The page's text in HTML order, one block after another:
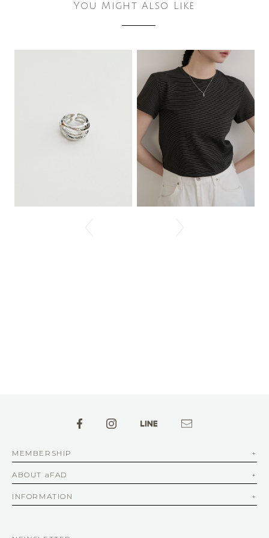
You Might Also Like
MEMBERSHIP
ABOUT aFAD
INFORMATION